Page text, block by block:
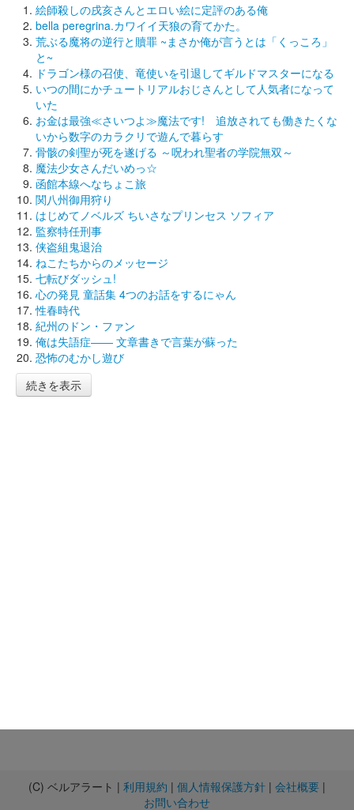
絵師殺しの戌亥さんとエロい絵に定評のある俺
bella peregrina.カワイイ天狼の育てかた。
荒ぶる魔将の逆行と贖罪 ~まさか俺が言うとは「くっころ」
と~
ドラゴン様の召使、竜使いを引退してギルドマスターになる
いつの間にかチュートリアルおじさんとして人気者になって
いた
お金は最強≪さいつよ≫魔法です! 追放されても働きたくな
いから数字のカラクリで遊んで暮らす
骨骸の剣聖が死を遂げる ～呪われ聖者の学院無双～
魔法少女さんだいめっ☆
函館本線へなちょこ旅
関八州御用狩り
はじめてノベルズ ちいさなプリンセス ソフィア
監察特任刑事
侠盗組鬼退治
ねこたちからのメッセージ
七転びダッシュ!
心の発見 童話集 4つのお話をするにゃん
性春時代
紀州のドン・ファン
俺は失語症―― 文章書きで言葉が蘇った
恐怖のむかし遊び
続きを表示
(C) ベルアラート | 利用規約 | 個人情報保護方針 | 会社概要 |
お問い合わせ